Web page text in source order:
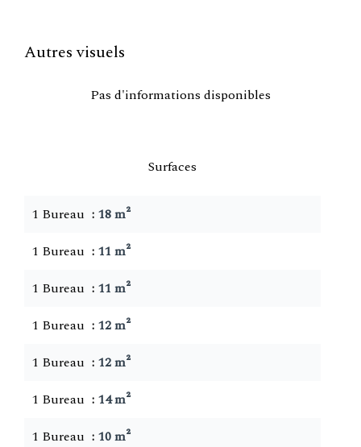
Autres visuels
Pas d'informations disponibles
Surfaces
1 Bureau
18 m²
1 Bureau
11 m²
1 Bureau
11 m²
1 Bureau
12 m²
1 Bureau
12 m²
1 Bureau
14 m²
1 Bureau
10 m²